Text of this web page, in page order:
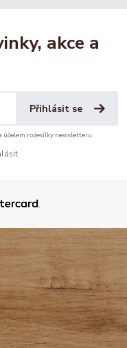
akce a
Přihlásit se
účelem rozesílky newsletteru.